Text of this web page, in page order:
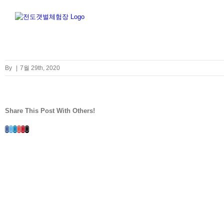
By 7월 29th, 2020
Share This Post With Others!
Facebook
Twitter
LinkedIn
Whatsapp
Google+
Pinterest
Email